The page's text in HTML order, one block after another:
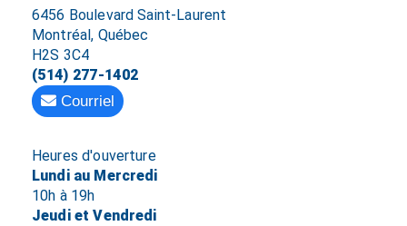
6456 Boulevard Saint-Laurent
Montréal, Québec
H2S 3C4
(514) 277-1402
Courriel
Heures d'ouverture
Lundi au Mercredi
10h à 19h
Jeudi et Vendredi